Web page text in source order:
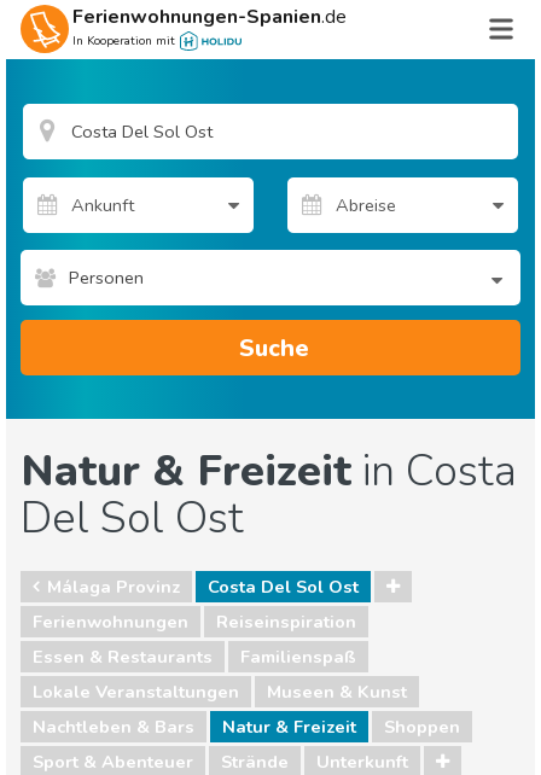
Ferienwohnungen-Spanien.de
In Kooperation mit
Personen
Suche
Natur & Freizeit in Costa
Del Sol Ost
Málaga Provinz
Costa Del Sol Ost
Ferienwohnungen
Reiseinspiration
Essen & Restaurants
Familienspaß
Lokale Veranstaltungen
Museen & Kunst
Nachtleben & Bars
Natur & Freizeit
Shoppen
Sport & Abenteuer
Strände Unterkunft